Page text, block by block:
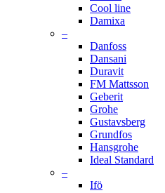
Cool line
Damixa
–
Danfoss
Dansani
Duravit
FM Mattsson
Geberit
Grohe
Gustavsberg
Grundfos
Hansgrohe
Ideal Standard
–
Ifö